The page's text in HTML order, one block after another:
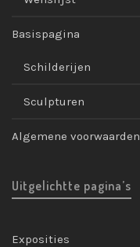
Basispagina
Schilderijen
Sculpturen
Algemene voorwaarden
Uitgelichtte pagina’s
Exposities